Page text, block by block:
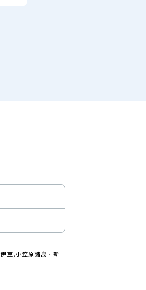
豆,小笠原諸島・新